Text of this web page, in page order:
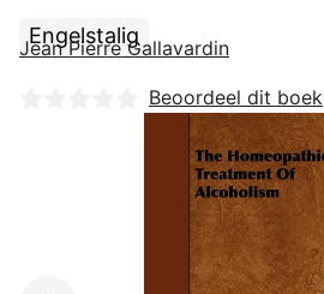
Engelstalig
Jean Pierre Gallavardin
Nog geen beoordelingen
Beoordeel dit boek